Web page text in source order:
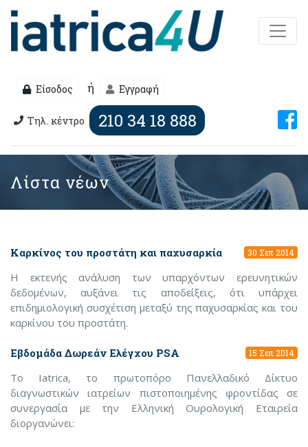
Είσοδος ή Εγγραφή
Τηλ. κέντρο 210 34 18 888
Λίστα νέων
Καρκίνος του προστάτη και παχυσαρκία 30 Σεπ 2014
Η εκτενής ανάλυση των υπαρχόντων ερευνητικών
δεδομένων, αυξάνει τις αποδείξεις, ότι υπάρχει
επιδημιολογική συσχέτιση μεταξύ της παχυσαρκίας και του
καρκίνου του προστάτη.
Εβδομάδα Δωρεάν Ελέγχου PSA 15 Σεπ 2014
To Iatrica, το πρωτοπόρο Πανελλαδικό Δίκτυο
διαγνωστικών ιατρείων πιστοποιημένης φροντίδας σε
συνεργασία με την Ελληνική Ουρολογική Εταιρεία
διοργανώνει: